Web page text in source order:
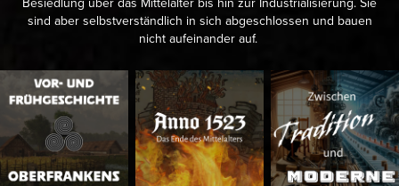
sind aber selbstverständlich in sich abgeschlossen und bauen
nicht aufeinander auf.